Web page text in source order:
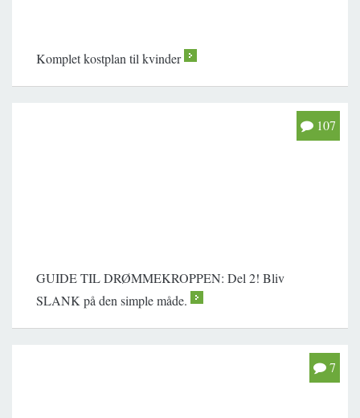
Komplet kostplan til kvinder
GUIDE TIL DRØMMEKROPPEN: Del 2! Bliv
SLANK på den simple måde.
107
7